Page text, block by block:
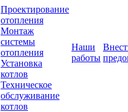
Проектирование
отопления
Монтаж
системы
отопления
Установка
котлов
Техническое
обслуживание
котлов
Наши
работы